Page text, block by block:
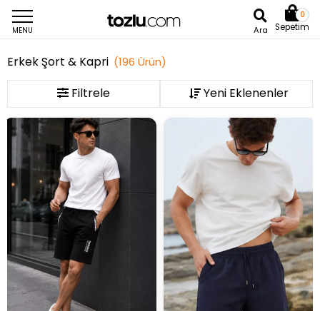
MENU Ara
0
Sepetim
Erkek Şort & Kapri (196 Ürün)
Filtrele